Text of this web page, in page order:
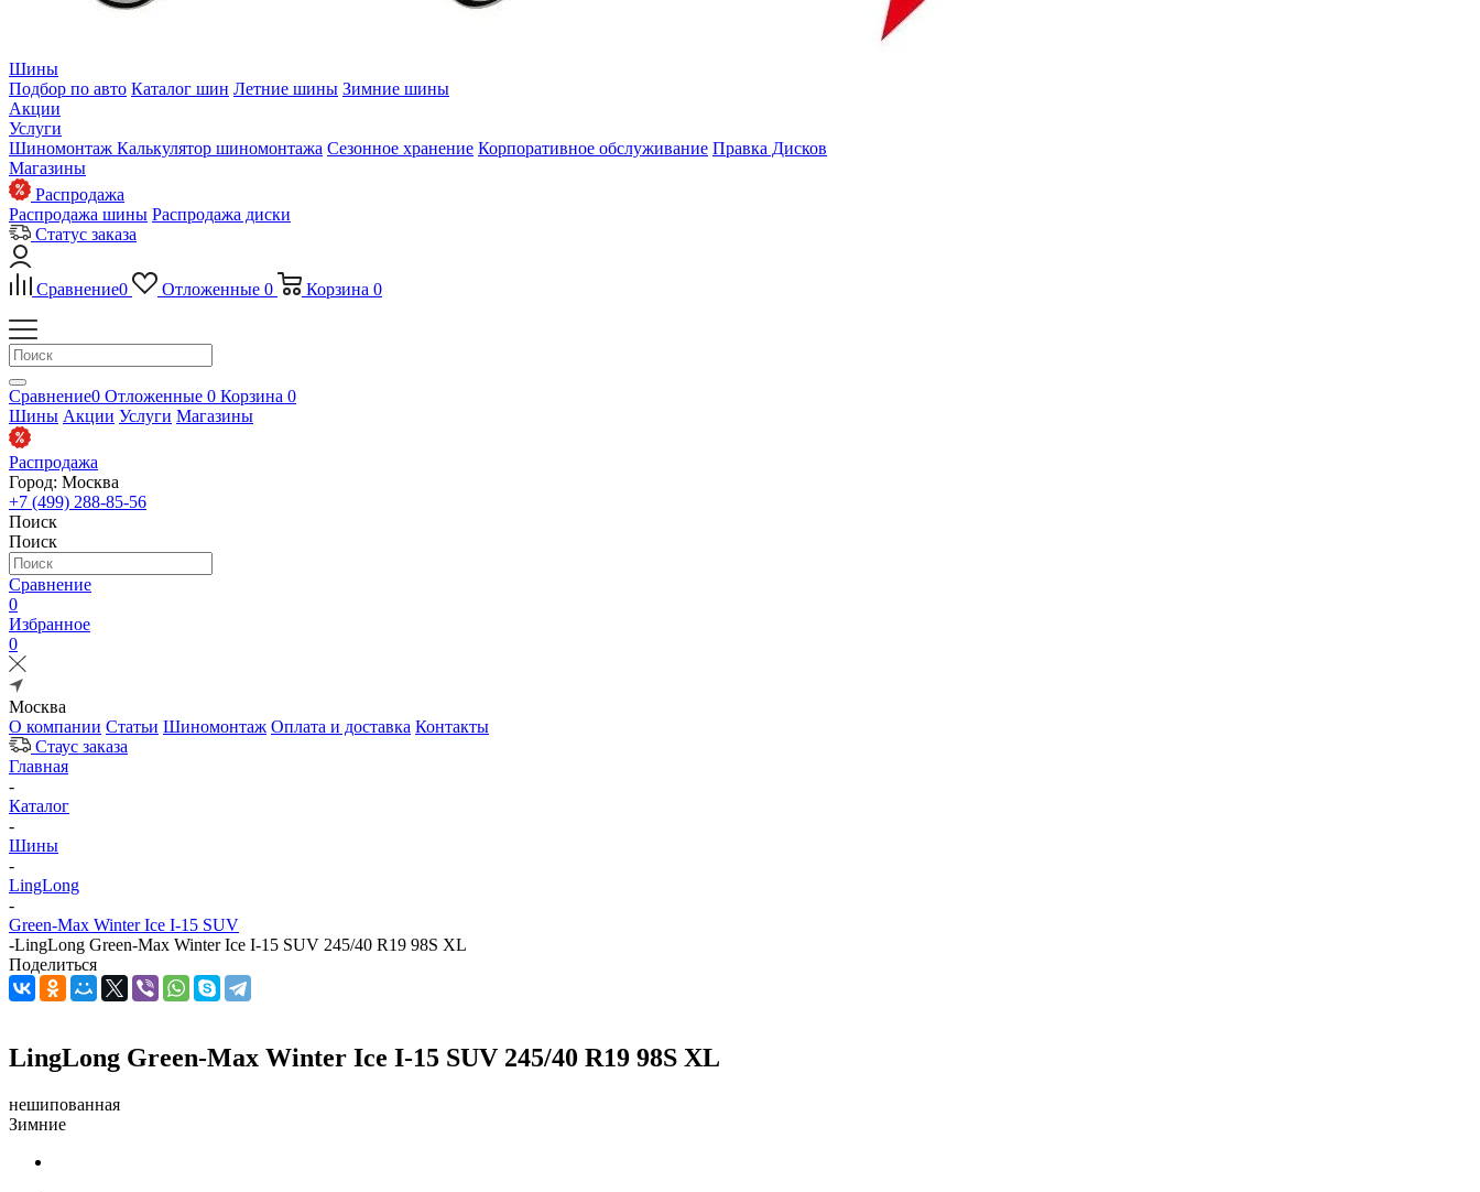
Шины
Подбор по авто Каталог шин Летние шины Зимние шины
Акции
Услуги
Шиномонтаж Калькулятор шиномонтажа Сезонное хранение Корпоративное обслуживание Правка Дисков
Магазины
Распродажа
Распродажа шины Распродажа диски
Статус заказа
Сравнение0 Отложенные 0 Корзина 0
Сравнение0 Отложенные 0 Корзина 0
Шины Акции Услуги Магазины
Распродажа
Город: Москва
+7 (499) 288-85-56
Поиск
Поиск
Сравнение
0
Избранное
0
Москва
О компании Статьи Шиномонтаж Оплата и доставка Контакты
Стаус заказа
Главная
-
Каталог
-
Шины
-
LingLong
-
Green-Max Winter Ice I-15 SUV
-LingLong Green-Max Winter Ice I-15 SUV 245/40 R19 98S XL
Поделиться
LingLong Green-Max Winter Ice I-15 SUV 245/40 R19 98S XL
нешипованная
Зимние